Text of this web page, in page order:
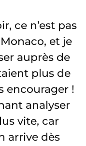
ce n’est pas
et je
auprès de
plus de
encourager !
analyser
vite, car
arrive dès